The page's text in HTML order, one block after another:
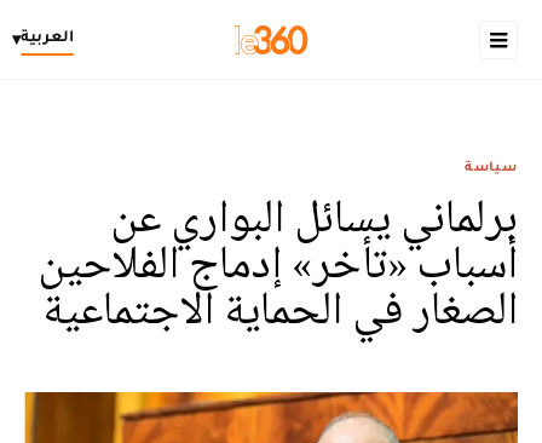
العربية▾
سياسة
برلماني يسائل البواري عن
أسباب «تأخر» إدماج الفلاحين
الصغار في الحماية الاجتماعية